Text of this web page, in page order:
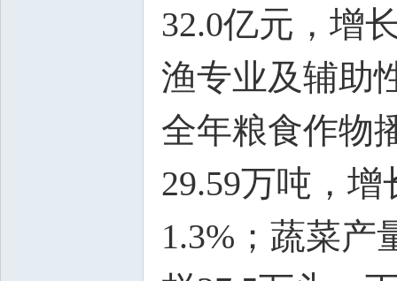
32.0亿元，增
渔专业及辅助
全年粮食作物
29.59万吨，
1.3%；蔬菜产